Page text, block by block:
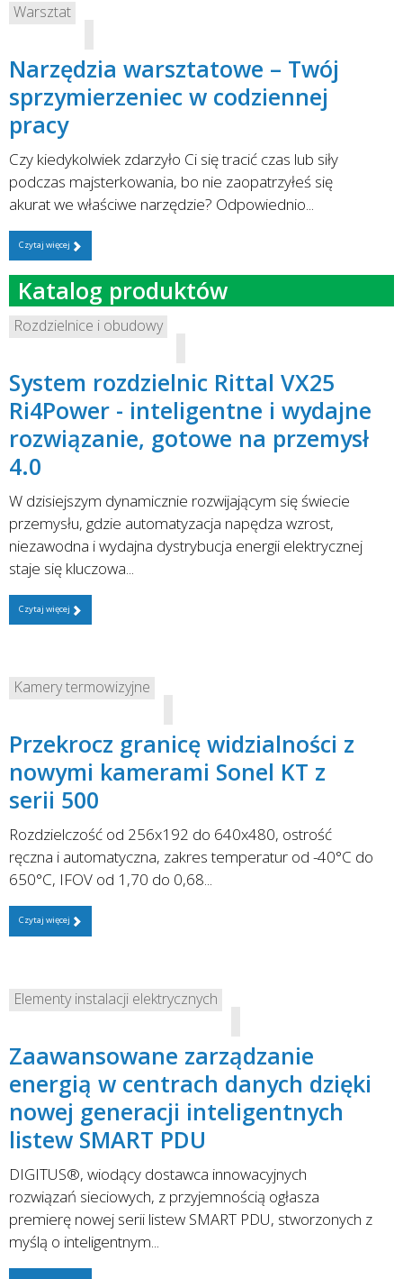
Warsztat
Narzędzia warsztatowe – Twój
sprzymierzeniec w codziennej
pracy
Czy kiedykolwiek zdarzyło Ci się tracić czas lub siły
podczas majsterkowania, bo nie zaopatrzyłeś się
akurat we właściwe narzędzie? Odpowiednio...
Czytaj więcej
Katalog produktów
Rozdzielnice i obudowy
System rozdzielnic Rittal VX25
Ri4Power - inteligentne i wydajne
rozwiązanie, gotowe na przemysł
4.0
W dzisiejszym dynamicznie rozwijającym się świecie
przemysłu, gdzie automatyzacja napędza wzrost,
niezawodna i wydajna dystrybucja energii elektrycznej
staje się kluczowa...
Czytaj więcej
Kamery termowizyjne
Przekrocz granicę widzialności z
nowymi kamerami Sonel KT z
serii 500
Rozdzielczość od 256x192 do 640x480, ostrość
ręczna i automatyczna, zakres temperatur od -40°C do
650°C, IFOV od 1,70 do 0,68...
Czytaj więcej
Elementy instalacji elektrycznych
Zaawansowane zarządzanie
energią w centrach danych dzięki
nowej generacji inteligentnych
listew SMART PDU
DIGITUS®, wiodący dostawca innowacyjnych
rozwiązań sieciowych, z przyjemnością ogłasza
premierę nowej serii listew SMART PDU, stworzonych z
myślą o inteligentnym...